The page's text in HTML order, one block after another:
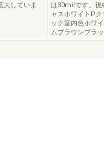
していま
は30milです。視
ャスホワイトP
ック室内色ホワ
ムブラウンブラ